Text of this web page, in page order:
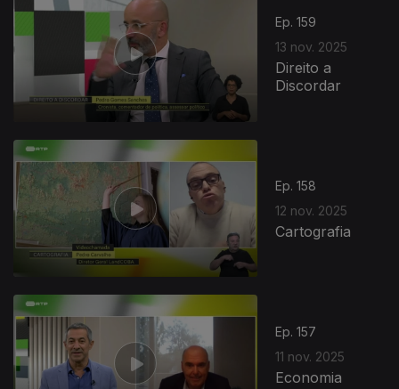
Ep. 159
13 nov. 2025
Direito a
Discordar
Ep. 158
12 nov. 2025
Cartografia
Ep. 157
11 nov. 2025
Economia